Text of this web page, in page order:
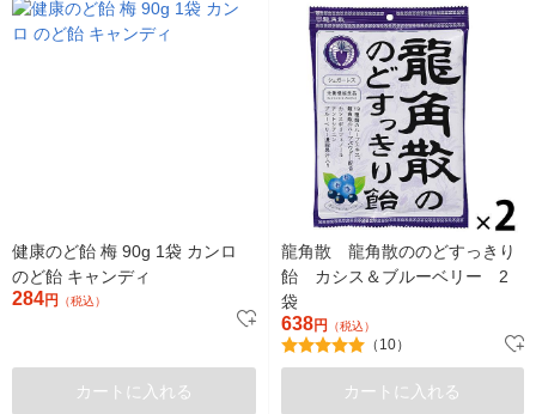
健康のど飴 梅 90g 1袋 カンロ
のど飴 キャンディ
284円 （税込）
カートに入れる
龍角散 龍角散ののどすっきり
飴 カシス＆ブルーベリー 2
袋
638円 （税込）
（10）
カートに入れる